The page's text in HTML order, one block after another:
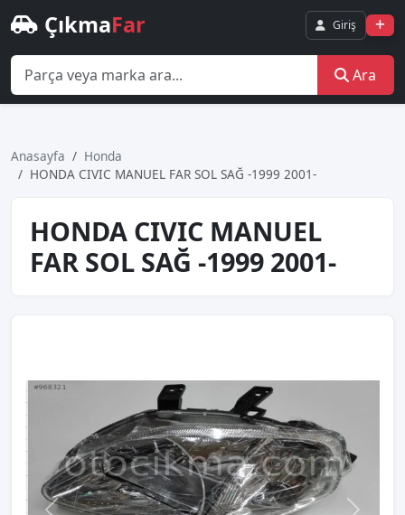
ÇıkmaFar Giriş
Ara
Anasayfa
Honda
HONDA CIVIC MANUEL FAR SOL SAĞ -1999 2001-
HONDA CIVIC MANUEL
FAR SOL SAĞ -1999 2001-